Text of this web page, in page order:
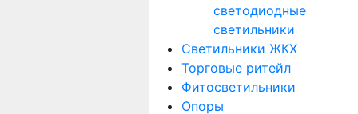
светодиодные
светильники
Светильники ЖКХ
Торговые ритейл
Фитосветильники
Опоры